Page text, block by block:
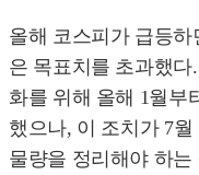
올해 코스피가 급등
은 목표치를 초과했
화를 위해 올해 1월부
했으나, 이 조치가 7
물량을 정리해야 하는